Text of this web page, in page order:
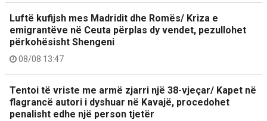
Luftë kufijsh mes Madridit dhe Romës/ Kriza e
emigrantëve në Ceuta përplas dy vendet, pezullohet
përkohësisht Shengeni
08/08 13:47
Tentoi të vriste me armë zjarri një 38-vjeçar/ Kapet në
flagrancë autori i dyshuar në Kavajë, procedohet
penalisht edhe një person tjetër